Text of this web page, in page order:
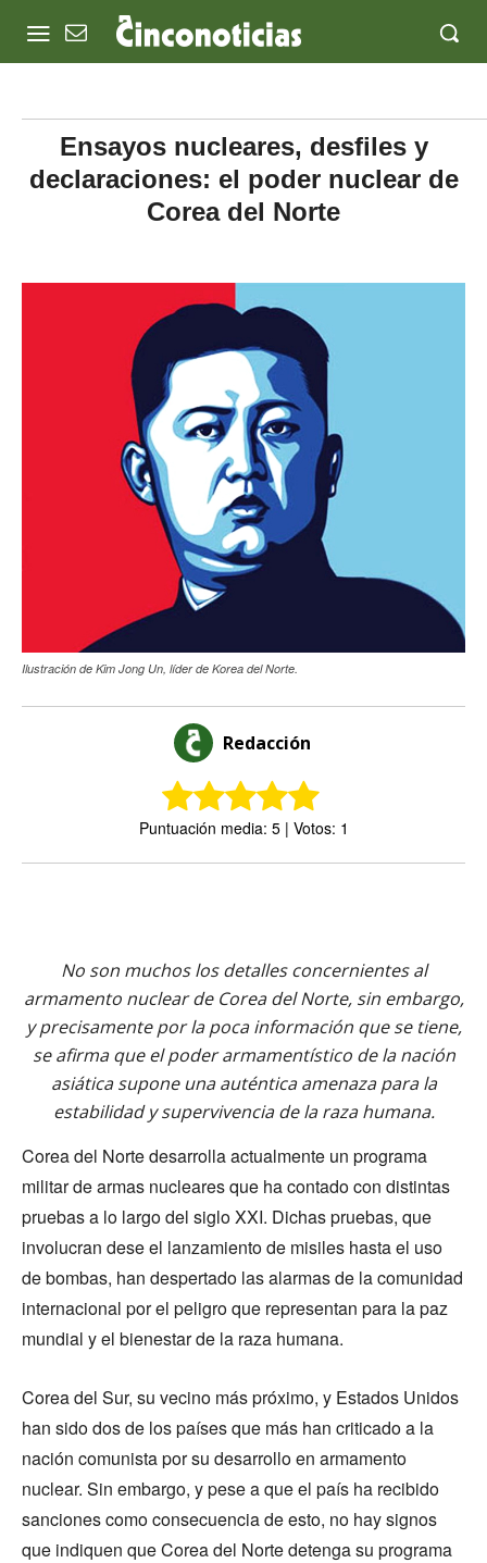
Ensayos nucleares, desfiles y
declaraciones: el poder nuclear de
Corea del Norte
Ilustración de Kim Jong Un, líder de Korea del Norte.
Redacción
Puntuación media: 5 | Votos: 1
No son muchos los detalles concernientes al
armamento nuclear de Corea del Norte, sin embargo,
y precisamente por la poca información que se tiene,
se afirma que el poder armamentístico de la nación
asiática supone una auténtica amenaza para la
estabilidad y supervivencia de la raza humana.
Corea del Norte desarrolla actualmente un programa
militar de armas nucleares que ha contado con distintas
pruebas a lo largo del siglo XXI. Dichas pruebas, que
involucran dese el lanzamiento de misiles hasta el uso
de bombas, han despertado las alarmas de la comunidad
internacional por el peligro que representan para la paz
mundial y el bienestar de la raza humana.
Corea del Sur, su vecino más próximo, y Estados Unidos
han sido dos de los países que más han criticado a la
nación comunista por su desarrollo en armamento
nuclear. Sin embargo, y pese a que el país ha recibido
sanciones como consecuencia de esto, no hay signos
que indiquen que Corea del Norte detenga su programa